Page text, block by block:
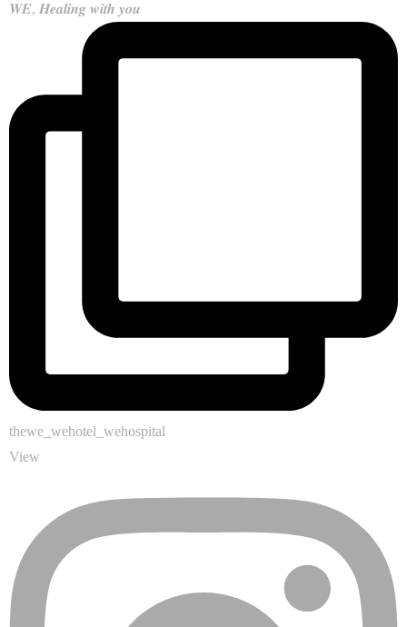
𝑾𝑬, 𝑯𝒆𝒂𝒍𝒊𝒏𝒈 𝒘𝒊𝒕𝒉 𝒚𝒐𝒖
thewe_wehotel_wehospital
View